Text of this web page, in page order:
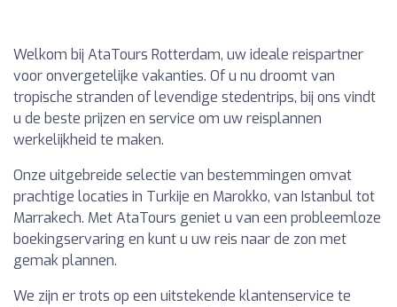
Welkom bij AtaTours Rotterdam, uw ideale reispartner
voor onvergetelijke vakanties. Of u nu droomt van
tropische stranden of levendige stedentrips, bij ons vindt
u de beste prijzen en service om uw reisplannen
werkelijkheid te maken.
Onze uitgebreide selectie van bestemmingen omvat
prachtige locaties in Turkije en Marokko, van Istanbul tot
Marrakech. Met AtaTours geniet u van een probleemloze
boekingservaring en kunt u uw reis naar de zon met
gemak plannen.
We zijn er trots op een uitstekende klantenservice te